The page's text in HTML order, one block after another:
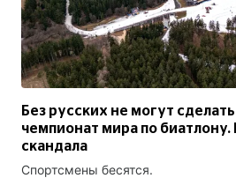
Без русских не могут
чемпионат мира по биатлону.
скандала
Спортсмены бесятся.